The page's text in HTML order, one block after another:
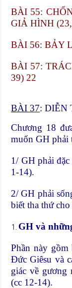
BÀI 55:
GIẢ HÌNH
BÀI 56: BẢY
BÀI 57:
39) 22
BÀI 37: DIỄN
Chương 18
muốn GH phải
1/ GH phải
1-14).
2/ GH phải
biết tha thứ
GH và
Phần này
Đức Giêsu và
giác về gương
(cc 12-14).